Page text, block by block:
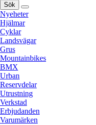
Sök
Nyeheter
Hjälmar
Cyklar
Landsvägar
Grus
Mountainbikes
BMX
Urban
Reservdelar
Utrustning
Verkstad
Erbjudanden
Varumärken